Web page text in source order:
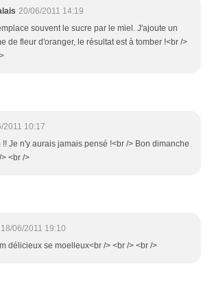
20/06/2011 14:19
souvent le sucre par le miel. J'ajoute un
de fleur d'oranger, le résultat est à tomber !<br />
2011 10:17
!! Je n'y aurais jamais pensé !<br /> Bon dimanche
<br />
18/06/2011 19:10
délicieux se moelleux<br /> <br /> <br />